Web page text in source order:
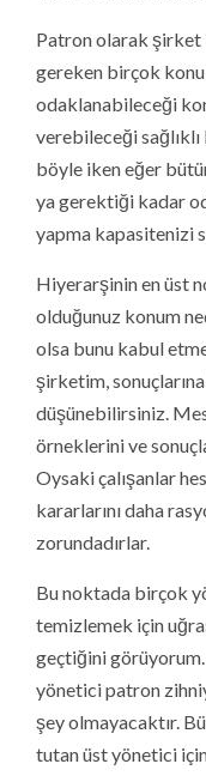
Patron olarak şirket
gereken birçok
odaklanabileceği
verebileceği sağlıklı
böyle iken eğer
ya gerektiği kadar
yapma kapasitenizi
Hiyerarşinin en üst
olduğunuz konum
olsa bunu kabul
şirketim,
düşünebilirsiniz.
örneklerini ve
Oysaki çalışanlar
kararlarını daha
zorundadırlar.
Bu noktada birçok
temizlemek için
geçtiğini görüyorum.
yönetici patron
şey olmayacaktır.
tutan üst yönetici